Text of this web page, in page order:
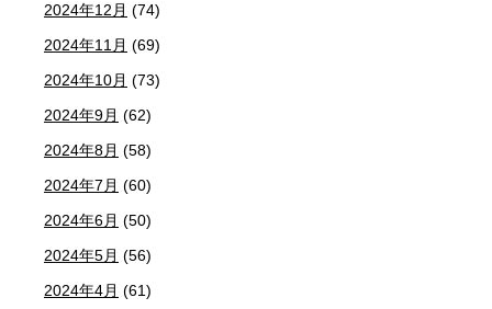
2024年12月 (74)
2024年11月 (69)
2024年10月 (73)
2024年9月 (62)
2024年8月 (58)
2024年7月 (60)
2024年6月 (50)
2024年5月 (56)
2024年4月 (61)